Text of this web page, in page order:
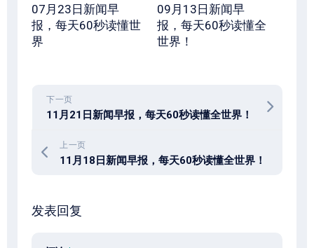
07月23日新闻早
报，每天60秒读懂世
界
09月13日新闻早
报，每天60秒读懂全
世界！
下一页
11月21日新闻早报，每天60秒读懂全世界！
上一页
11月18日新闻早报，每天60秒读懂全世界！
发表回复